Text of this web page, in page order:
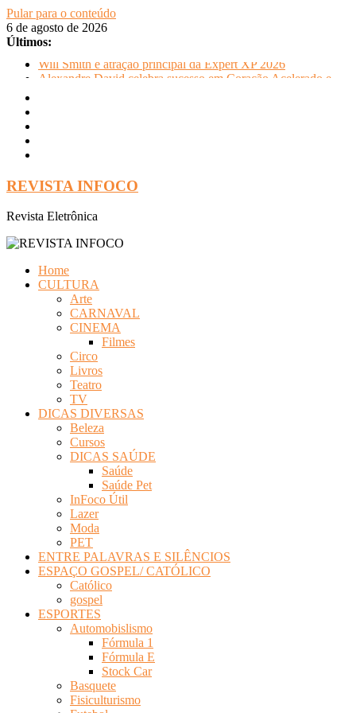
Pular para o conteúdo
6 de agosto de 2026
Últimos:
Will Smith é atração principal da Expert XP 2026
Alexandre David celebra sucesso em Coração Acelerado e
descontração
Oficinas gratuitas no Museu Nacional apresentam o processo
criativo do artista Vik Muniz
REVISTA INFOCO
Revista Eletrônica
Home
CULTURA
Arte
CARNAVAL
CINEMA
Filmes
Circo
Livros
Teatro
TV
DICAS DIVERSAS
Beleza
Cursos
DICAS SAÚDE
Saúde
Saúde Pet
InFoco Útil
Lazer
Moda
PET
ENTRE PALAVRAS E SILÊNCIOS
ESPAÇO GOSPEL/ CATÓLICO
Católico
gospel
ESPORTES
Automobislismo
Fórmula 1
Fórmula E
Stock Car
Basquete
Fisiculturismo